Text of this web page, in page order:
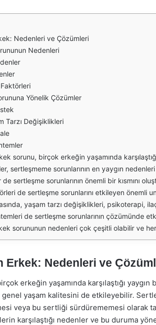
Nedenleri ve Çözümleri
Nedenleri
Faktörleri
Yönelik Çözümler
Tarzı Değişiklikleri
Bu durum, psikolojik veya fiziksel nedenlerden kaynaklanabilir. Sertleşme sorunları, cinsel ilişki sırasında ereksiyon elde edememe veya sürdürmede zorluk çekme şeklinde kendini gösterir. Bu durum,
arasında yer almaktadır. Stres, anksiyete, depresyon gibi psikolojik durumlar, cinsel isteksizlik ve ereksiyon güçlüğüne yol açabilir. Özellikle toplumsal baskılar, performans kaygısı
Diyabet, hipertansiyon, kalp hastalıkları gibi kronik sağlık problemleri, kan akışını etkileyerek ereksiyon sorunlarına yol açabilir. Ayrıca, bazı ilaçların yan etkileri de
Aşırı alkol tüketimi, sigara içme, yetersiz fiziksel aktivite ve sağlıksız beslenme, cinsel sağlığı olumsuz yönde etkileyebilir. Bu alışkanlıklardan uzak durmak ve sağlıklı bir
ilaç tedavisi ve alternatif tedavi yöntemleri bulunmaktadır. Psikoterapi, özellikle psikolojik kökenli sorunlar için etkili bir yöntemdir. Bireysel ya da çift terapisi, iletişimi
etkili olabilir. Bitkisel takviyeler ve doğal ürünler, bazı erkekler için olumlu sonuçlar verebilir. Ancak bu tür ürünlerin kullanımı öncesinde mutlaka bir uzmana
ve her birey için farklılık gösterebilir. Önemli olan, bu sorunun üstesinden gelmek için gerekli adımları atmaktır. Hem fiziksel hem de psikolojik açıdan
Erkek: Nedenleri ve
erkeğin yaşamında karşılaştığı
genel yaşam kalitesini de etkileyebilir.
veya bu sertliği sürdürememesi olarak
karşılaştığı nedenler ve bu duruma